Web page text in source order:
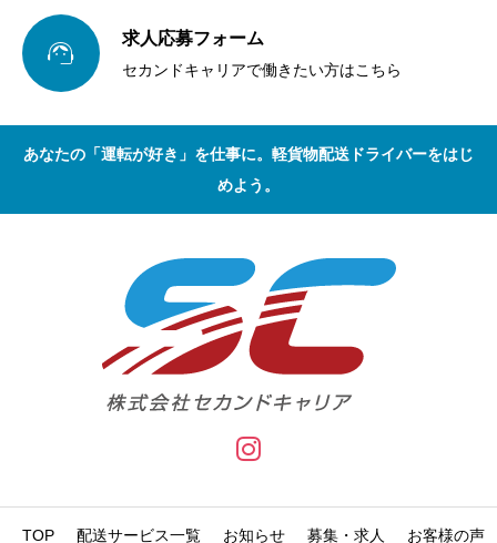
 求人応募フォーム
セカンドキャリアで働きたい方はこちら
あなたの「運転が好き」を仕事に。軽貨物配送ドライバーをはじ
めよう。
TOP 配送サービス一覧 お知らせ 募集・求人 お客様の声